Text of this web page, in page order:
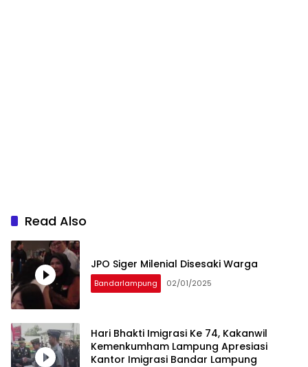
Read Also
JPO Siger Milenial Disesaki Warga
Bandarlampung 02/01/2025
Hari Bhakti Imigrasi Ke 74, Kakanwil
Kemenkumham Lampung Apresiasi
Kantor Imigrasi Bandar Lampung